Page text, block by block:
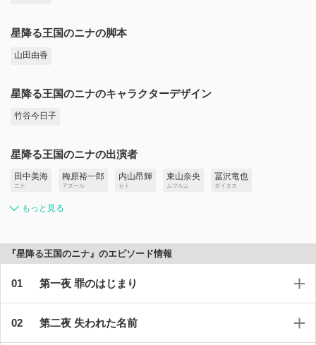
星降る王国のニナの脚本
山田由香
星降る王国のニナのキャラクターデザイン
竹谷今日子
星降る王国のニナの出演者
田中美海
ニナ
梅原裕一郎
アズール
内山昂輝
セト
東山奈央
ムフルム
冨沢竜也
ダイタス
もっと見る
『星降る王国のニナ』のエピソード情報
第一夜 罪のはじまり
第二夜 失われた名前